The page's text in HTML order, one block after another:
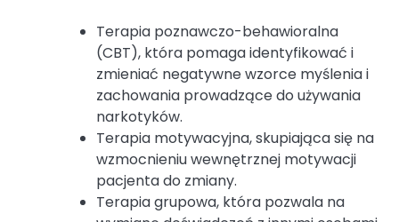
Terapia poznawczo-behawioralna
(CBT), która pomaga identyfikować i
zmieniać negatywne wzorce myślenia i
zachowania prowadzące do używania
narkotyków.
Terapia motywacyjna, skupiająca się na
wzmocnieniu wewnętrznej motywacji
pacjenta do zmiany.
Terapia grupowa, która pozwala na